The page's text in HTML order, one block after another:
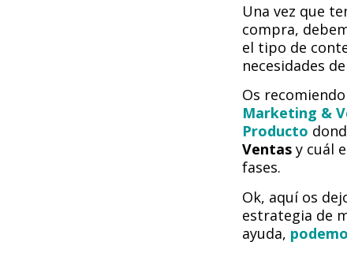
Una vez que
compra,
el tipo de
necesidades
Os
Marketing &
Producto
Ventas y cuál
fases.
Ok, aquí os
estrategia de
ayuda,